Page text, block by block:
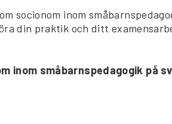
socionom inom
din praktik och ditt
inom småbarnspedagogik på